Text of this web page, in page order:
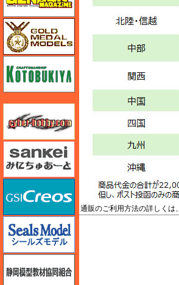
通販のご利用方法の詳しくは、
ゴールドメダルモデルズ
コトブキヤ
さんけい みにちゅあーと
GSIクレオス